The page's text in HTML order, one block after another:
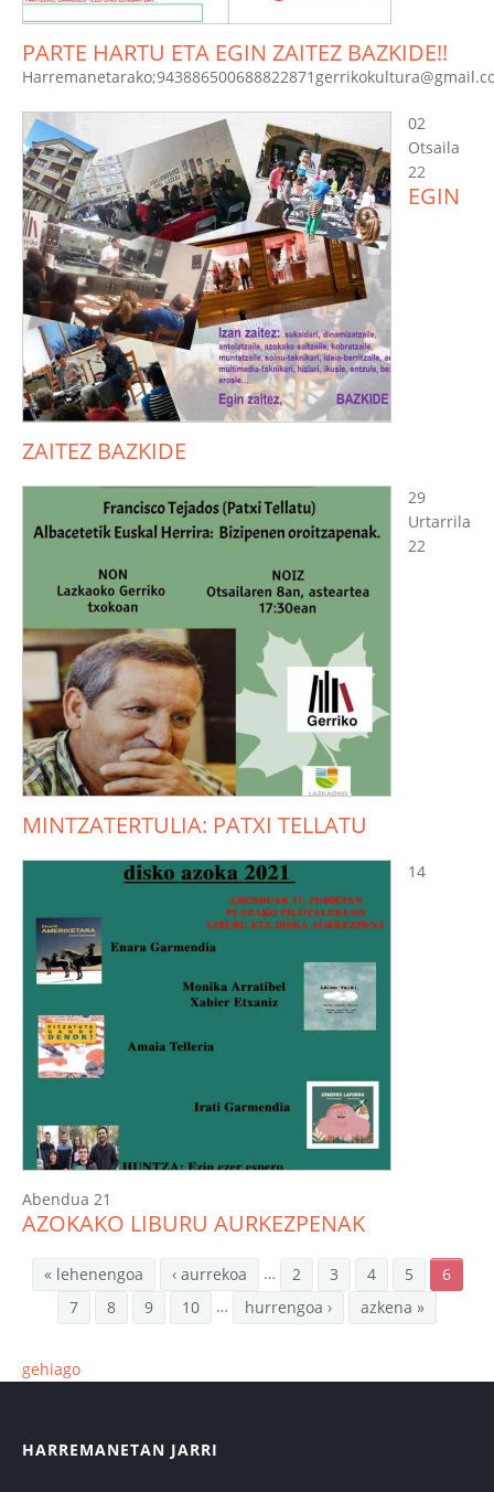
PARTE HARTU ETA EGIN ZAITEZ BAZKIDE!!
02
Otsaila
22
EGIN
ZAITEZ BAZKIDE
29
Urtarrila
22
MINTZATERTULIA: PATXI TELLATU
14
Abendua 21
AZOKAKO LIBURU AURKEZPENAK
« lehenengoa ‹ aurrekoa … 2 3 4 5
6
7
8 9 10 … hurrengoa › azkena »
gehiago
HARREMANETAN JARRI